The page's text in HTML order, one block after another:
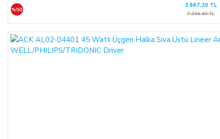
%50
3.667,20 TL
7.334,40 TL